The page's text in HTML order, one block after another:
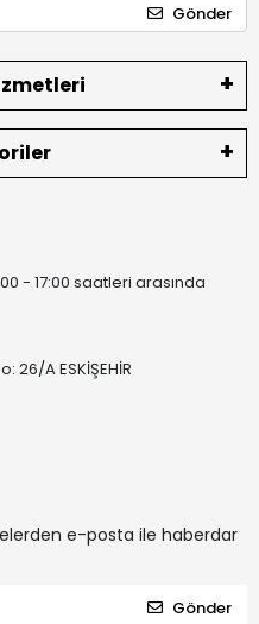
Gönder
- 17:00 saatleri arasında
26/A ESKİŞEHİR
e-posta ile haberdar
Gönder